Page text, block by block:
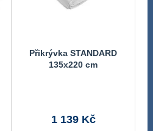
Přikrývka STANDARD
135x220 cm
1 139 Kč